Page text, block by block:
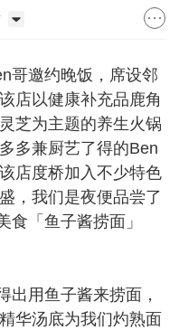
邀约晚饭，席设邻
店以健康补充品鹿角
芝为主题的养生火锅
多兼厨艺了得的Ben
店度桥加入不少特色
，我们是夜便品尝了
食「鱼子酱捞面」
用鱼子酱来捞面，
华汤底为我们灼熟面